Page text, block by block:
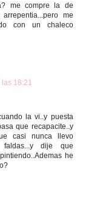
me compre la de
me
con un chaleco
18:21
la vi..y puesta
que recapacite..y
casi nunca llevo
faldas...y dije que
he